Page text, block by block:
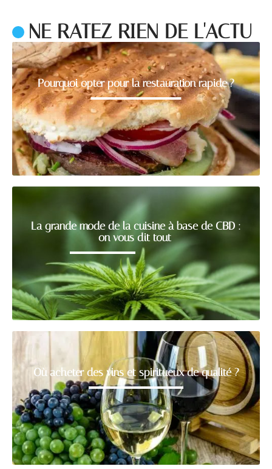
NE RATEZ RIEN DE L'ACTU
Pourquoi opter pour la restauration rapide ?
La grande mode de la cuisine à base de CBD :
on vous dit tout
Où acheter des vins et spiritueux de qualité ?